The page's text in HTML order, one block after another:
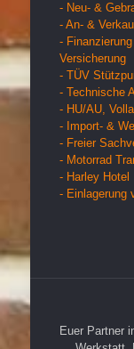
- Neu- &
- An- &
-
Versicherung
- TÜV
- Technische
- HU/AU,
- Import- &
- Freier
- Motorrad
- Harley Hotel
- Einlagerung
Euer Partner